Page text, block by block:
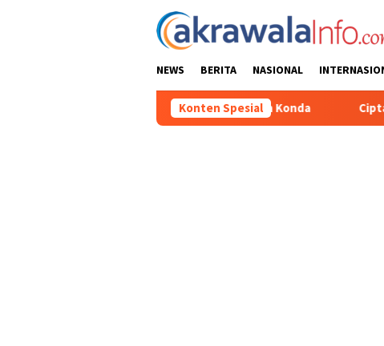
NEWS BERITA NASIONAL
Konten SpesialCiptakan Kondusifitas